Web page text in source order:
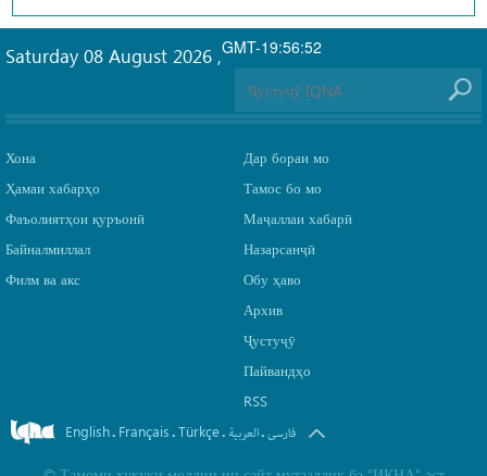
GMT-19:56:52
Saturday 08 August 2026 ,
Хона
Ҳамаи хабарҳо
Фаъолиятҳои қуръонӣ
Байналмиллал
Филм ва акс
Дар бораи мо
Тамос бо мо
Маҷаллаи хабарӣ
Назарсанҷӣ
Обу ҳаво
Архив
Ҷустуҷӯ
Пайвандҳо
RSS
English. Français.Türkçe. العربیة.فارسی